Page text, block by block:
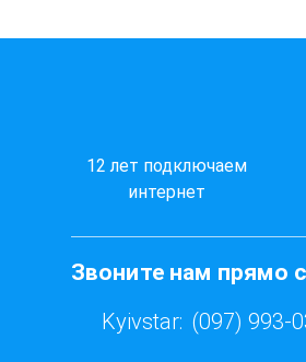
12 лет подключаем
интернет
Звоните нам прямо
Kyivstar: (097) 993-